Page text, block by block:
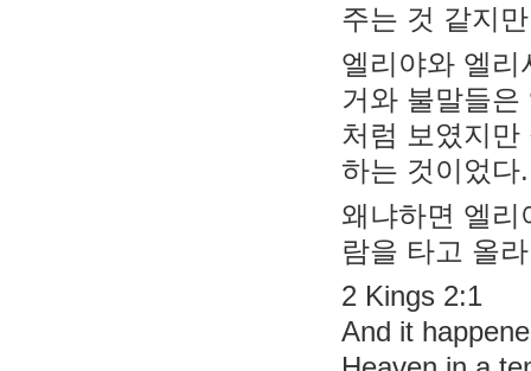
주는 것 같지
엘리야와 엘
거와 불말들
처럼 보였지
하는 것이었다.
왜냐하면 엘
람을 타고 올
2 Kings 2:1
And it